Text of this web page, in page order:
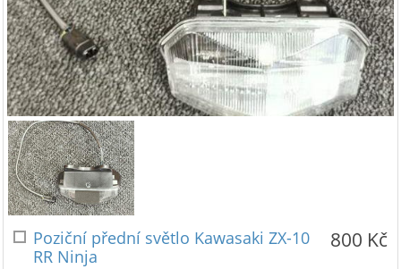
800 Kč
Poziční přední světlo Kawasaki ZX-10
RR Ninja